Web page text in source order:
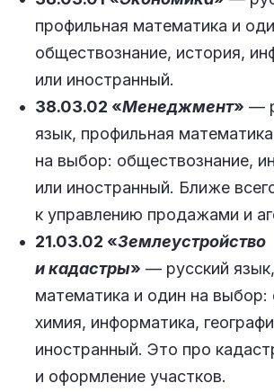
профильная математика и
обществознание, история,
или иностранный.
38.03.02 «Менеджмент» —
язык, профильная
на выбор: обществознание,
или иностранный. Ближе
к управлению продажами и
21.03.02 «Землеустройство
и кадастры» — русский
математика и один на выбор:
химия, информатика,
иностранный. Это про
и оформление участков.